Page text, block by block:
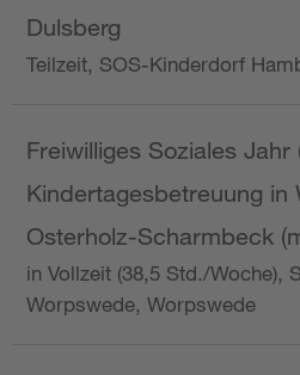
Dulsberg
Teilzeit, SOS-Kinderdorf
Freiwilliges Soziales Jahr
Kindertagesbetreuung in
Osterholz-Scharmbeck
in Vollzeit (38,5 Std./Woche),
Worpswede, Worpswede